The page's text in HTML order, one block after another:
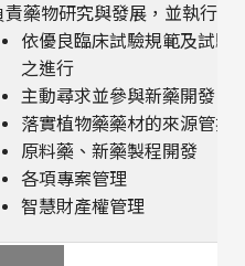
責藥物研究與發展，並執行各
依優良臨床試驗規範及試驗
之進行
主動尋求並參與新藥開發、
落實植物藥藥材的來源管控
原料藥、新藥製程開發
各項專案管理
智慧財產權管理